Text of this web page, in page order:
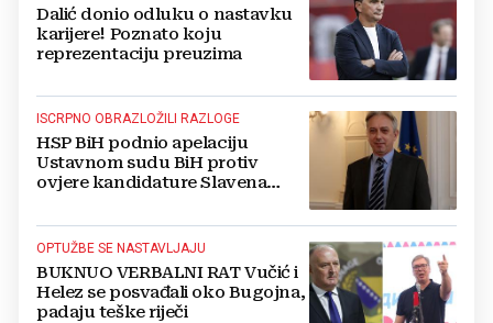
Dalić donio odluku o nastavku
karijere! Poznato koju
reprezentaciju preuzima
ISCRPNO OBRAZLOŽILI RAZLOGE
HSP BiH podnio apelaciju
Ustavnom sudu BiH protiv
ovjere kandidature Slavena
OPTUŽBE SE NASTAVLJAJU
BUKNUO VERBALNI RAT Vučić i
Helez se posvađali oko Bugojna,
padaju teške riječi